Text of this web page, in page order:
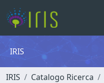
IRIS
IRIS Catalogo Ricerca